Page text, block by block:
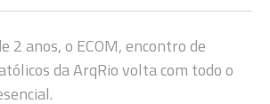
2 anos, o ECOM, encontro de
da ArqRio volta com todo o